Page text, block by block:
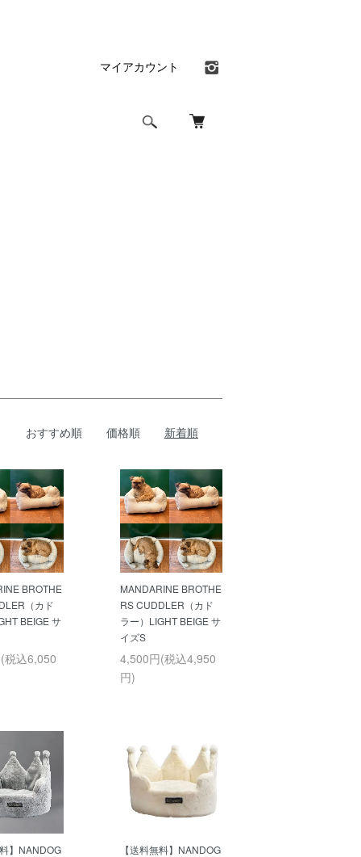
マイアカウント
おすすめ順 価格順 新着順
BROTHE
（カド
BEIGE サ
税込6,050
MANDARINE BROTHE
RS CUDDLER（カド
ラー）LIGHT BEIGE サ
イズS
4,500円(税込4,950
円)
】NANDOG
【送料無料】NANDOG